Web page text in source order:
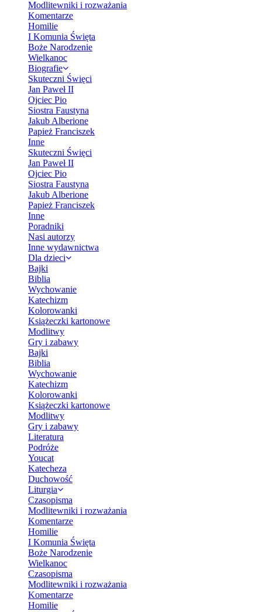
Modlitewniki i rozważania
Komentarze
Homilie
I Komunia Święta
Boże Narodzenie
Wielkanoc
Biografie
Skuteczni Święci
Jan Paweł II
Ojciec Pio
Siostra Faustyna
Jakub Alberione
Papież Franciszek
Inne
Skuteczni Święci
Jan Paweł II
Ojciec Pio
Siostra Faustyna
Jakub Alberione
Papież Franciszek
Inne
Poradniki
Nasi autorzy
Inne wydawnictwa
Dla dzieci
Bajki
Biblia
Wychowanie
Katechizm
Kolorowanki
Książeczki kartonowe
Modlitwy
Gry i zabawy
Bajki
Biblia
Wychowanie
Katechizm
Kolorowanki
Książeczki kartonowe
Modlitwy
Gry i zabawy
Literatura
Podróże
Youcat
Katecheza
Duchowość
Liturgia
Czasopisma
Modlitewniki i rozważania
Komentarze
Homilie
I Komunia Święta
Boże Narodzenie
Wielkanoc
Czasopisma
Modlitewniki i rozważania
Komentarze
Homilie